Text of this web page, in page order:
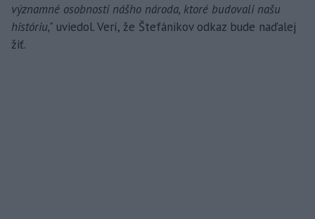
významné osobnosti nášho národa, ktoré budovali našu
históriu," uviedol. Verí, že Štefánikov odkaz bude naďalej
žiť.